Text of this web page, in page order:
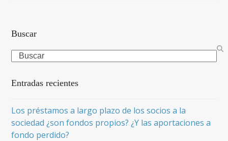
Buscar
Search
Entradas recientes
Los préstamos a largo plazo de los socios a la
sociedad ¿son fondos propios? ¿Y las aportaciones a
fondo perdido?